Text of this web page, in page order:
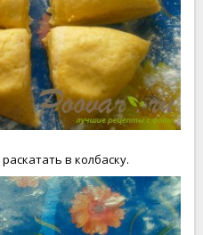
в колбаску.